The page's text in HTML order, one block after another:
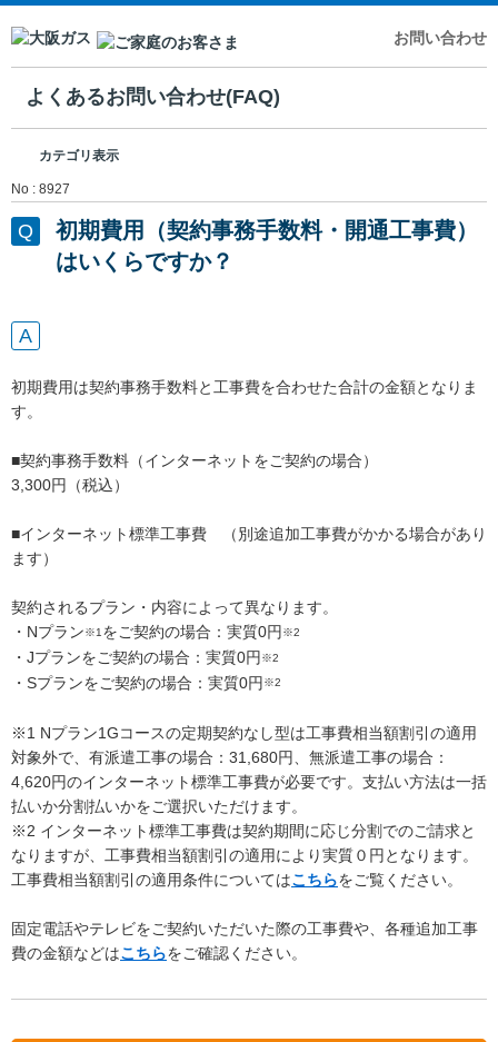
お問い合わせ
よくあるお問い合わせ(FAQ)
カテゴリ表示
No : 8927
初期費用（契約事務手数料・開通工事費）
はいくらですか？
初期費用は契約事務手数料と工事費を合わせた合計の金額となりま
す。
■契約事務手数料（インターネットをご契約の場合）
3,300円（税込）
■インターネット標準工事費 （別途追加工事費がかかる場合があり
ます）
契約されるプラン・内容によって異なります。
・Nプラン※1 をご契約の場合：実質0円 ※2
・Jプランをご契約の場合：実質0円 ※2
・Sプランをご契約の場合：実質0円 ※2
※1 Nプラン1Gコースの定期契約なし型は工事費相当額割引の適用
対象外で、有派遣工事の場合：31,680円、無派遣工事の場合：
4,620円のインターネット標準工事費が必要です。支払い方法は一括
払いか分割払いかをご選択いただけます。
※2 インターネット標準工事費は契約期間に応じ分割でのご請求と
なりますが、工事費相当額割引の適用により実質０円となります。
工事費相当額割引の適用条件についてはこちらをご覧ください。
固定電話やテレビをご契約いただいた際の工事費や、各種追加工事
費の金額などはこちらをご確認ください。